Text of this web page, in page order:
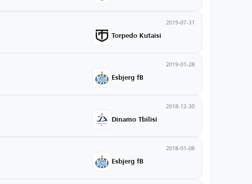
2019-07-31
Torpedo Kutaisi
2019-01-28
Esbjerg fB
2018-12-30
Dinamo Tbilisi
2018-01-08
Esbjerg fB